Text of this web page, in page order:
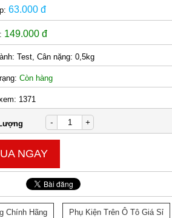
63.000 đ
149.000 đ
Test, Cân nặng: 0,5kg
Còn hàng
1371
- +
NGAY
Chính Hãng Phụ Kiện Trên Ô Tô Giá Sỉ